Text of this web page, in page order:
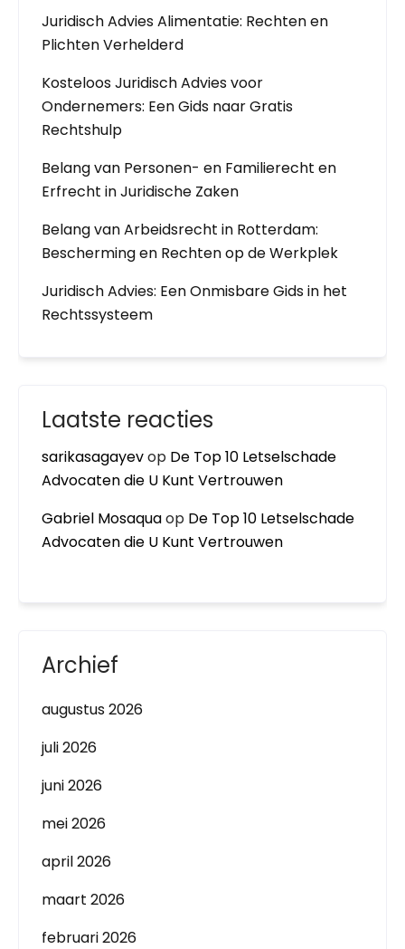
Juridisch Advies Alimentatie: Rechten en
Plichten Verhelderd
Kosteloos Juridisch Advies voor
Ondernemers: Een Gids naar Gratis
Rechtshulp
Belang van Personen- en Familierecht en
Erfrecht in Juridische Zaken
Belang van Arbeidsrecht in Rotterdam:
Bescherming en Rechten op de Werkplek
Juridisch Advies: Een Onmisbare Gids in het
Rechtssysteem
Laatste reacties
sarikasagayevop De Top 10 Letselschade
Advocaten die U Kunt Vertrouwen
Gabriel Mosaquaop De Top 10 Letselschade
Advocaten die U Kunt Vertrouwen
Archief
augustus 2026
juli 2026
juni 2026
mei 2026
april 2026
maart 2026
februari 2026